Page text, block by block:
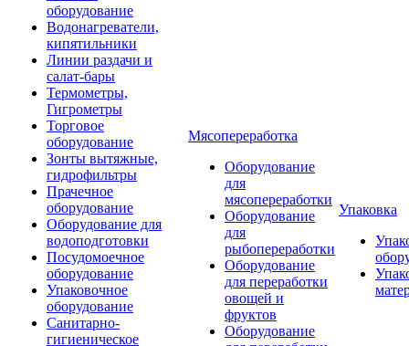
оборудование
Водонагреватели,
кипятильники
Линии раздачи и
салат-бары
Термометры,
Гигрометры
Торговое
оборудование
Зонты вытяжные,
гидрофильтры
Прачечное
оборудование
Оборудование для
водоподготовки
Посудомоечное
оборудование
Упаковочное
оборудование
Санитарно-
гигиеническое
Мясопереработка
Оборудование
для
мясопереработки
Оборудование
для
рыбопереработки
Оборудование
для переработки
овощей и
фруктов
Оборудование
Упаковка